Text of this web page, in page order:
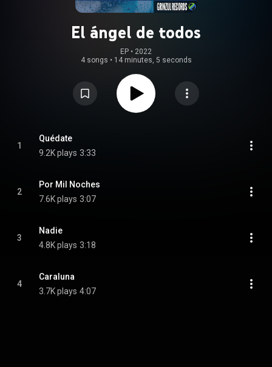
El ángel de todos
EP • 2022
4 songs • 14 minutes, 5 seconds
1
Quédate
9.2K plays 3:33
2
Por Mil Noches
7.6K plays 3:07
3
Nadie
4.8K plays 3:18
4
Caraluna
3.7K plays 4:07